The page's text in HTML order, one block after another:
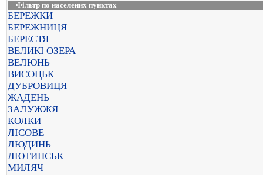
Фільтр по населених пунктах
БЕРЕЖКИ
БЕРЕЖНИЦЯ
БЕРЕСТЯ
ВЕЛИКІ ОЗЕРА
ВЕЛЮНЬ
ВИСОЦЬК
ДУБРОВИЦЯ
ЖАДЕНЬ
ЗАЛУЖЖЯ
КОЛКИ
ЛІСОВЕ
ЛЮДИНЬ
ЛЮТИНСЬК
МИЛЯЧ